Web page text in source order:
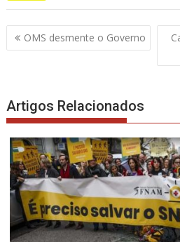
Navegação
de
OMS desmente o Governo
Artigos Relacionados